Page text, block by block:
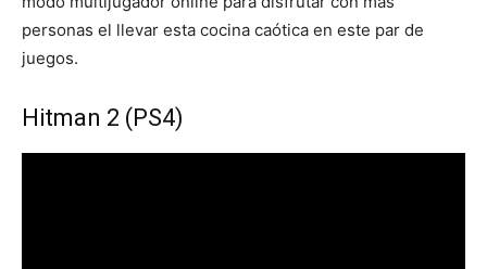
personas el llevar esta cocina caótica en este par de
juegos.
Hitman 2 (PS4)